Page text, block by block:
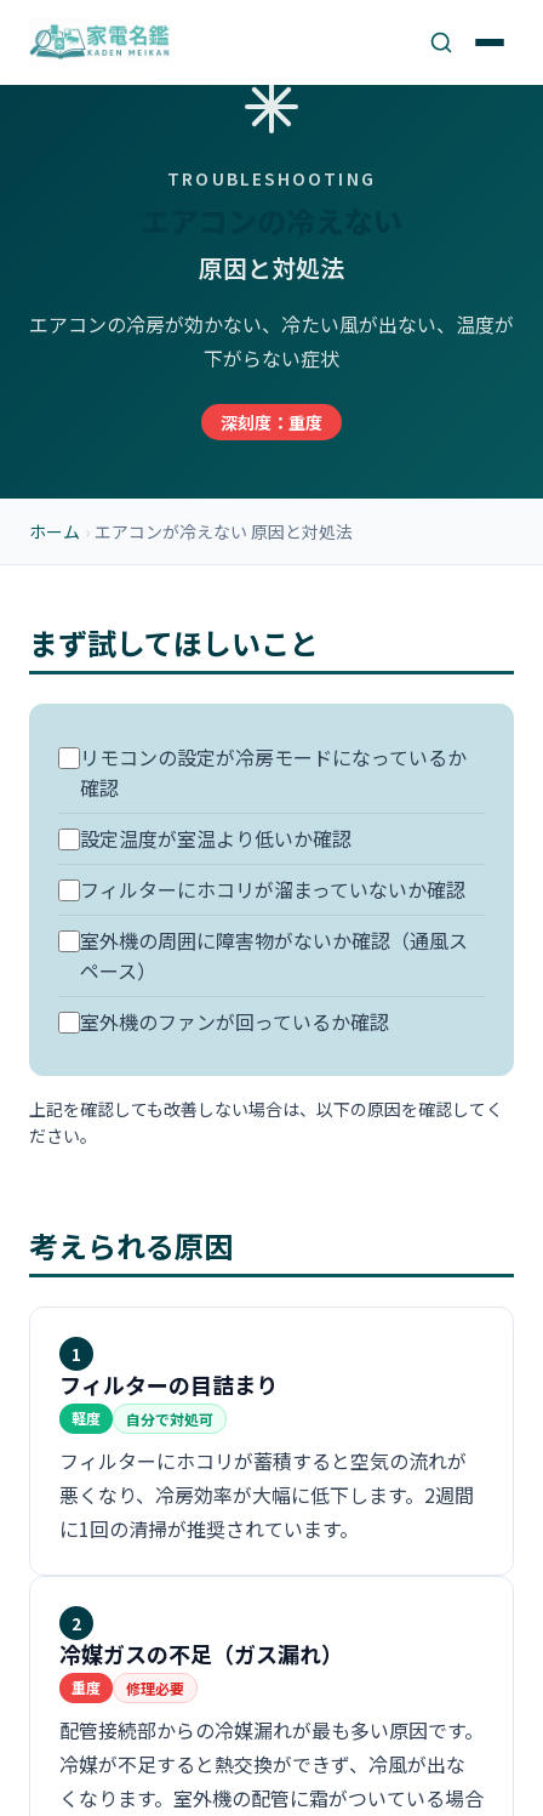
TROUBLESHOOTING
原因と対処法
エアコンの冷房が効かない、冷たい風が出ない、温度が
下がらない症状
深刻度：重度
ホーム › エアコンが冷えない 原因と対処法
まず試してほしいこと
リモコンの設定が冷房モードになっているか
確認
設定温度が室温より低いか確認
フィルターにホコリが溜まっていないか確認
室外機の周囲に障害物がないか確認（通風ス
ペース）
室外機のファンが回っているか確認
上記を確認しても改善しない場合は、以下の原因を確認してく
ださい。
考えられる原因
1
フィルターの目詰まり
軽度 自分で対処可
フィルターにホコリが蓄積すると空気の流れが
悪くなり、冷房効率が大幅に低下します。2週間
に1回の清掃が推奨されています。
2
冷媒ガスの不足（ガス漏れ）
重度 修理必要
配管接続部からの冷媒漏れが最も多い原因です。
冷媒が不足すると熱交換ができず、冷風が出な
くなります。室外機の配管に霜がついている場合